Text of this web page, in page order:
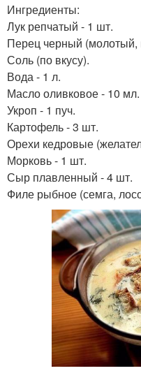
Ингредиенты:
Лук репчатый - 1 шт.
Перец черный (молотый,
Соль (по вкусу).
Вода - 1 л.
Масло оливковое - 10 мл.
Укроп - 1 пуч.
Картофель - 3 шт.
Орехи кедровые
Морковь - 1 шт.
Сыр плавленный - 4 шт.
Филе рыбное (семга,